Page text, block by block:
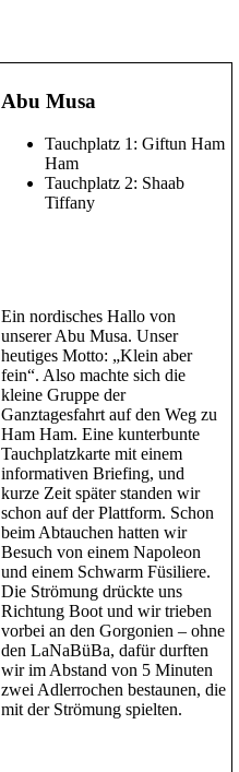
Abu Musa
Tauchplatz 1: Giftun Ham
Ham
Tauchplatz 2: Shaab
Tiffany
Ein nordisches Hallo von
unserer Abu Musa. Unser
heutiges Motto: „Klein aber
fein“. Also machte sich die
kleine Gruppe der
Ganztagesfahrt auf den Weg zu
Ham Ham. Eine kunterbunte
Tauchplatzkarte mit einem
informativen Briefing, und
kurze Zeit später standen wir
schon auf der Plattform. Schon
beim Abtauchen hatten wir
Besuch von einem Napoleon
und einem Schwarm Füsiliere.
Die Strömung drückte uns
Richtung Boot und wir trieben
vorbei an den Gorgonien – ohne
den LaNaBüBa, dafür durften
wir im Abstand von 5 Minuten
zwei Adlerrochen bestaunen, die
mit der Strömung spielten.